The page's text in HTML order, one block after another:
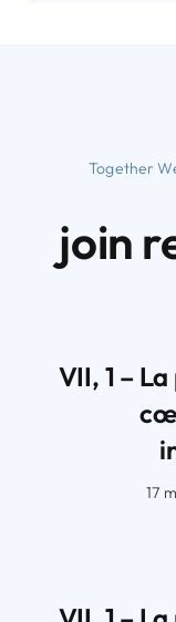
Together
join
VII, 1 –
17